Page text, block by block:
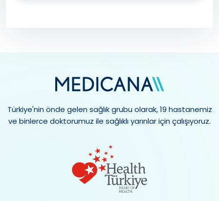
Türkiye'nin önde gelen sağlık grubu olarak, 19 hastanemiz
ve binlerce doktorumuz ile sağlıklı yarınlar için çalışıyoruz.